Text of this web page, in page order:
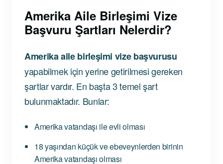
Amerika Aile Birleşimi Vize
Başvuru Şartları Nelerdir?
Amerika aile birleşimi vize başvurusu
yapabilmek için yerine getirilmesi gereken
şartlar vardır. En başta 3 temel şart
bulunmaktadır. Bunlar:
Amerika vatandaşı ile evli olması
18 yaşından küçük ve ebeveynlerden birinin
Amerika vatandaşı olması